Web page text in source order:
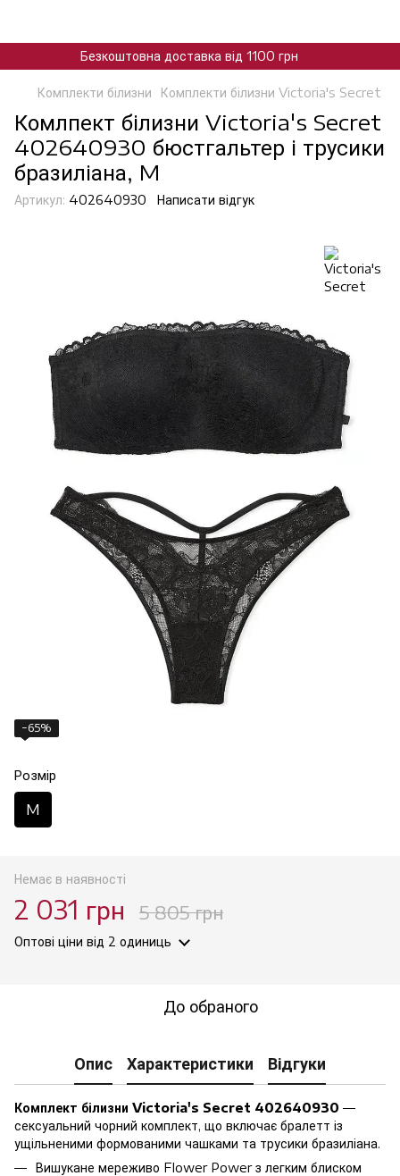
Безкоштовна доставка від 1100 грн
Комплекти білизни Комплекти білизни Victoria's Secret
Комлпект білизни Victoria's Secret
402640930 бюстгальтер і трусики
бразиліана, M
Артикул: 402640930 Написати відгук
−65%
Розмір
M
Немає в наявності
2 031 грн 5 805 грн
Оптові ціни від 2 одиниць
До обраного
Опис Характеристики Відгуки
Комплект білизни Victoria's Secret 402640930 —
сексуальний чорний комплект, що включає бралетт із
ущільненими формованими чашками та трусики бразиліана.
Вишукане мереживо Flower Power з легким блиском